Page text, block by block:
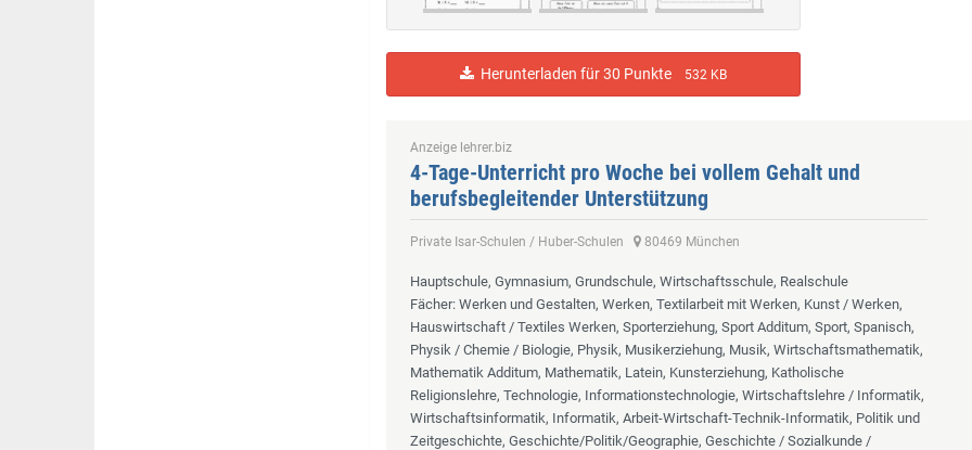
Herunterladen für 30 Punkte 532 KB
Anzeige lehrer.biz
4-Tage-Unterricht pro Woche bei vollem Gehalt und
berufsbegleitender Unterstützung
Private Isar-Schulen / Huber-Schulen 80469 München
Hauptschule, Gymnasium, Grundschule, Wirtschaftsschule, Realschule
Fächer: Werken und Gestalten, Werken, Textilarbeit mit Werken, Kunst / Werken,
Hauswirtschaft / Textiles Werken, Sporterziehung, Sport Additum, Sport, Spanisch,
Physik / Chemie / Biologie, Physik, Musikerziehung, Musik, Wirtschaftsmathematik,
Mathematik Additum, Mathematik, Latein, Kunsterziehung, Katholische
Religionslehre, Technologie, Informationstechnologie, Wirtschaftslehre / Informatik,
Wirtschaftsinformatik, Informatik, Arbeit-Wirtschaft-Technik-Informatik, Politik und
Zeitgeschichte, Geschichte/Politik/Geographie, Geschichte / Sozialkunde /